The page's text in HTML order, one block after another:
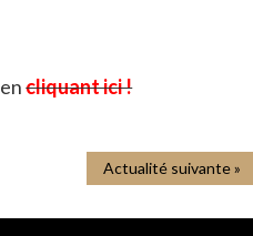
encliquant ici !
Actualité suivante »